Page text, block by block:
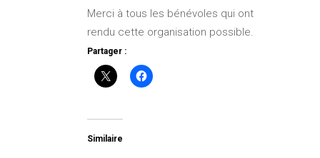
Merci à tous les bénévoles qui ont
rendu cette organisation possible.
Partager :
Similaire